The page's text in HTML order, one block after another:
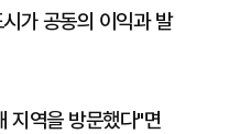
가 공동의 이익과 발
지역을 방문했다"면